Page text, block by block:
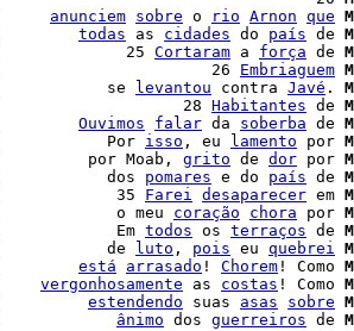
anunciem sobre o rio Arnon que
todas as cidades do país de
|             25 Cortaram a força de
|                      26 Embriaguem
|           se levantou contra Javé .
|                   28 Habitantes de
Ouvimos falar da soberba de
|           Por isso , eu lamento por
|         por Moab, grito de dor por
|           dos pomares e do país de
|            35 Farei desaparecer em
|            o meu coração chora por
|            Em todos os terraços de
|           de luto , pois eu quebrei
está arrasado ! Chorem ! Como
vergonhosamente as costas ! Como
estendendo suas asas sobre
ânimo dos guerreiros de